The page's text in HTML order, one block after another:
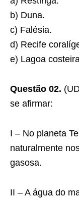
b) Duna.
c) Falésia.
d) Recife
e) Lagoa
Questão 02.
se afirmar:
I – No planeta
naturalmente
gasosa.
II – A água do